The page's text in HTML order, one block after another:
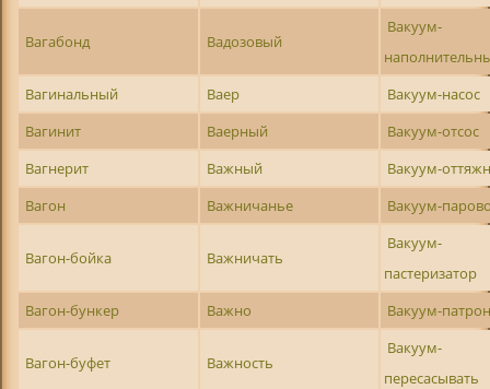
Вагабонд Вадозовый
Вакуум-
Вагинальный
Ваер
Вакуум-насос
Вагинит
Ваерный
Вакуум-отсос
Вагнерит
Важный
Вакуум-
Вагон
Важничанье Вакуум-
Вагон-бойка Важничать
Вакуум-
пастеризатор
Вагон-бункер
Важно Вакуум-
Вагон-буфет Важность
Вакуум-
пересасывать